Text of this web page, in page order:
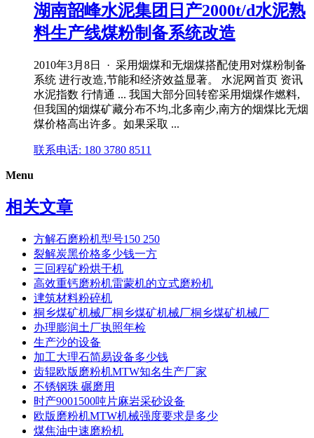
湖南韶峰水泥集团日产2000t/d水泥熟
料生产线煤粉制备系统改造
2010年3月8日 · 采用烟煤和无烟煤搭配使用对煤粉制备
系统 进行改造,节能和经济效益显著。 水泥网首页 资讯
水泥指数 行情通 ... 我国大部分回转窑采用烟煤作燃料,
但我国的烟煤矿藏分布不均,北多南少,南方的烟煤比无烟
煤价格高出许多。如果采取 ...
联系电话: 180 3780 8511
Menu
相关文章
方解石磨粉机型号150 250
裂解炭黑价格多少钱一方
三回程矿粉烘干机
高效重钙磨粉机雷蒙机的立式磨粉机
䢖筑材料粉碎机
桐乡煤矿机械厂桐乡煤矿机械厂桐乡煤矿机械厂
办理膨润土厂执照年检
生产沙的设备
加工大理石简易设备多少钱
齿辊欧版磨粉机MTW知名生产厂家
不锈钢珠 碾磨用
时产9001500吨片麻岩采砂设备
欧版磨粉机MTW机械强度要求是多少
煤焦油中速磨粉机